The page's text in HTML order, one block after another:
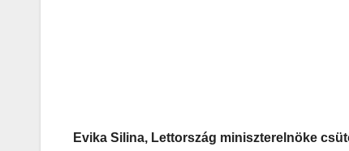
Evika Silina, Lettország miniszterelnöke